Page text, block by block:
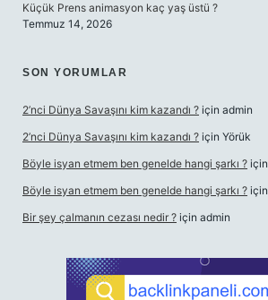
Küçük Prens animasyon kaç yaş üstü ?
Temmuz 14, 2026
SON YORUMLAR
2’nci Dünya Savaşını kim kazandı ? için admin
2’nci Dünya Savaşını kim kazandı ? için Yörük
Böyle isyan etmem ben genelde hangi şarkı ? için
Böyle isyan etmem ben genelde hangi şarkı ? için
Bir şey çalmanın cezası nedir ? için admin